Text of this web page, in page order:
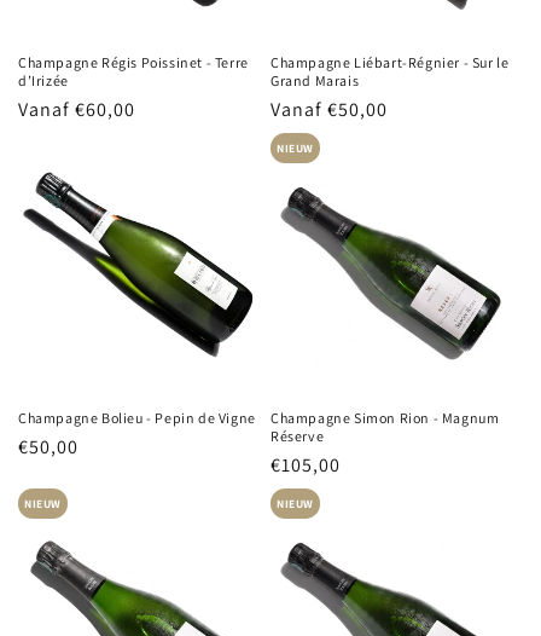
Champagne Régis Poissinet - Terre
d’Irizée
Normale
Vanaf €60,00
Champagne Liébart-Régnier - Sur le
Grand Marais
Normale
prijs
Vanaf €50,00
Champagne Bolieu - Pepin de Vigne
Normale
€50,00
NIEUW
Champagne Simon Rion - Magnum
Réserve
Normale
prijs
€105,00
NIEUW NIEUW